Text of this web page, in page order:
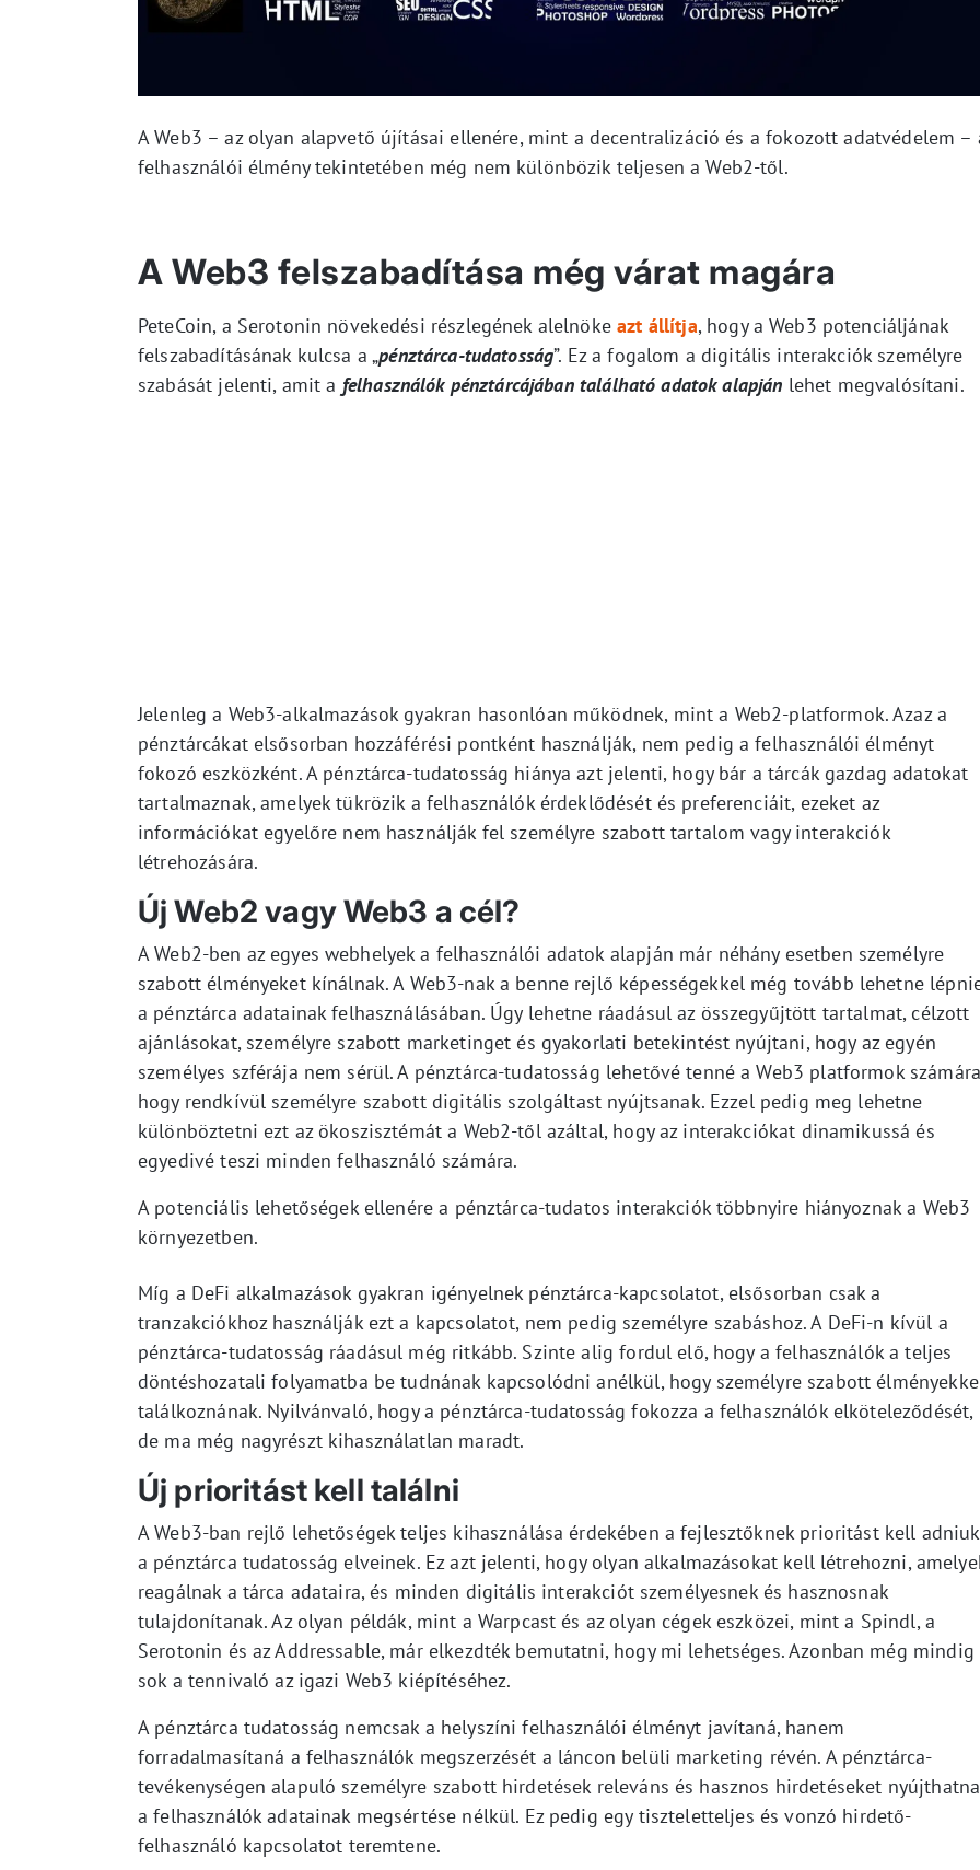
A Web3 – az olyan alapvető újításai ellenére, mint a decentralizáció és a fokozott adatvédelem –
felhasználói élmény tekintetében még nem különbözik teljesen a Web2-től.
A Web3 felszabadítása még várat magára
PeteCoin, a Serotonin növekedési részlegének alelnökeazt állítja, hogy a Web3 potenciáljának
felszabadításának kulcsa a „pénztárca-tudatosság”. Ez a fogalom a digitális interakciók személyre
szabását jelenti, amit a felhasználók pénztárcájában található adatok alapján lehet megvalósítani.
Jelenleg a Web3-alkalmazások gyakran hasonlóan működnek, mint a Web2-platformok. Azaz a
pénztárcákat elsősorban hozzáférési pontként használják, nem pedig a felhasználói élményt
fokozó eszközként. A pénztárca-tudatosság hiánya azt jelenti, hogy bár a tárcák gazdag adatokat
tartalmaznak, amelyek tükrözik a felhasználók érdeklődését és preferenciáit, ezeket az
információkat egyelőre nem használják fel személyre szabott tartalom vagy interakciók
létrehozására.
Új Web2 vagy Web3 a cél?
A Web2-ben az egyes webhelyek a felhasználói adatok alapján már néhány esetben személyre
szabott élményeket kínálnak. A Web3-nak a benne rejlő képességekkel még tovább lehetne
a pénztárca adatainak felhasználásában. Úgy lehetne ráadásul az összegyűjtött tartalmat, célzott
ajánlásokat, személyre szabott marketinget és gyakorlati betekintést nyújtani, hogy az egyén
személyes szférája nem sérül. A pénztárca-tudatosság lehetővé tenné a Web3 platformok
hogy rendkívül személyre szabott digitális szolgáltast nyújtsanak. Ezzel pedig meg lehetne
különböztetni ezt az ökoszisztémát a Web2-től azáltal, hogy az interakciókat dinamikussá és
egyedivé teszi minden felhasználó számára.
A potenciális lehetőségek ellenére a pénztárca-tudatos interakciók többnyire hiányoznak a Web3
környezetben.
Míg a DeFi alkalmazások gyakran igényelnek pénztárca-kapcsolatot, elsősorban csak a
tranzakciókhoz használják ezt a kapcsolatot, nem pedig személyre szabáshoz. A DeFi-n kívül a
pénztárca-tudatosság ráadásul még ritkább. Szinte alig fordul elő, hogy a felhasználók a teljes
döntéshozatali folyamatba be tudnának kapcsolódni anélkül, hogy személyre szabott
találkoznának. Nyilvánvaló, hogy a pénztárca-tudatosság fokozza a felhasználók elköteleződését,
de ma még nagyrészt kihasználatlan maradt.
Új prioritást kell találni
A Web3-ban rejlő lehetőségek teljes kihasználása érdekében a fejlesztőknek prioritást kell adniuk
a pénztárca tudatosság elveinek. Ez azt jelenti, hogy olyan alkalmazásokat kell létrehozni,
reagálnak a tárca adataira, és minden digitális interakciót személyesnek és hasznosnak
tulajdonítanak. Az olyan példák, mint a Warpcast és az olyan cégek eszközei, mint a Spindl, a
Serotonin és az Addressable, már elkezdték bemutatni, hogy mi lehetséges. Azonban még mindig
sok a tennivaló az igazi Web3 kiépítéséhez.
A pénztárca tudatosság nemcsak a helyszíni felhasználói élményt javítaná, hanem
forradalmasítaná a felhasználók megszerzését a láncon belüli marketing révén. A pénztárca-
tevékenységen alapuló személyre szabott hirdetések releváns és hasznos hirdetéseket
a felhasználók adatainak megsértése nélkül. Ez pedig egy tiszteletteljes és vonzó hirdető-
felhasználó kapcsolatot teremtene.